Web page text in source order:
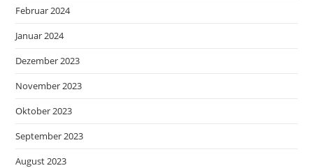
Februar 2024
Januar 2024
Dezember 2023
November 2023
Oktober 2023
September 2023
August 2023